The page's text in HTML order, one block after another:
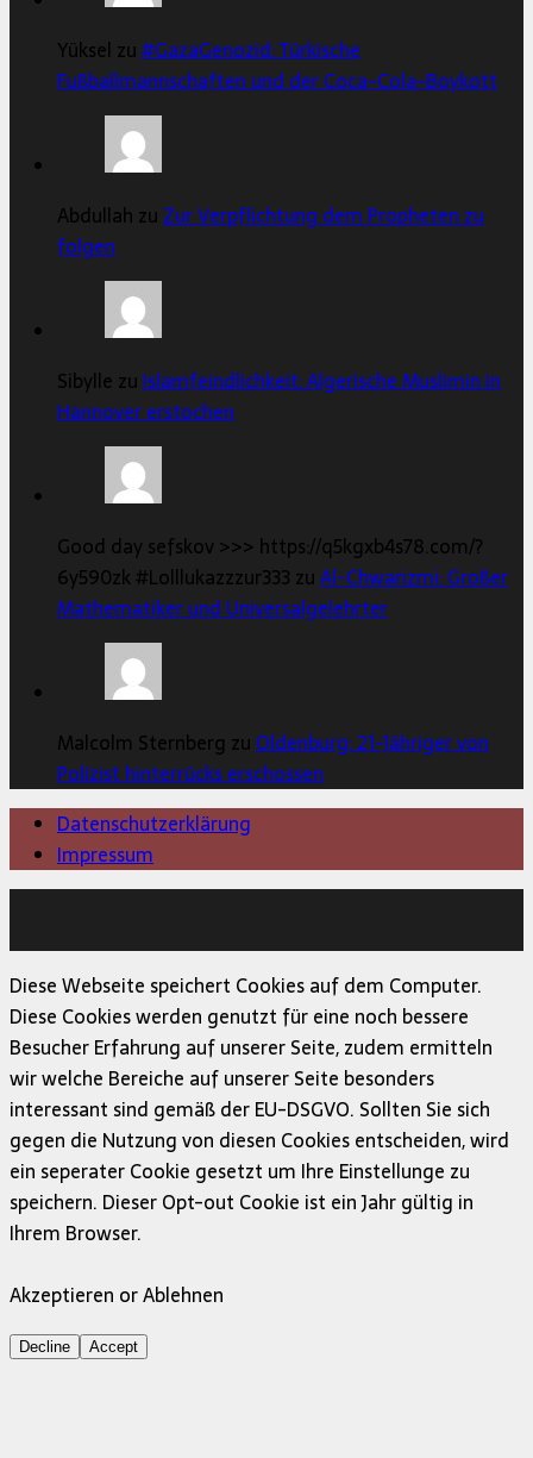
Yüksel zu#GazaGenozid: Türkische
Fußballmannschaften und der Coca-Cola-Boykott
Abdullah zu Zur Verpflichtung dem Propheten zu
folgen
Sibylle zu Islamfeindlichkeit: Algerische Muslimin in
Hannover erstochen
Good day sefskov >>> https://q5kgxb4s78.com/?
6y590zk #Lolllukazzzur333 zuAl-Chwarizmi: Großer
Mathematiker und Universalgelehrter
Malcolm Sternberg zu Oldenburg: 21-Jähriger von
Polizist hinterrücks erschossen
Datenschutzerklärung
Impressum
Diese Webseite speichert Cookies auf dem Computer.
Diese Cookies werden genutzt für eine noch bessere
Besucher Erfahrung auf unserer Seite, zudem ermitteln
wir welche Bereiche auf unserer Seite besonders
interessant sind gemäß der EU-DSGVO. Sollten Sie sich
gegen die Nutzung von diesen Cookies entscheiden, wird
ein seperater Cookie gesetzt um Ihre Einstellunge zu
speichern. Dieser Opt-out Cookie ist ein Jahr gültig in
Ihrem Browser.
Akzeptieren or Ablehnen
Decline Accept